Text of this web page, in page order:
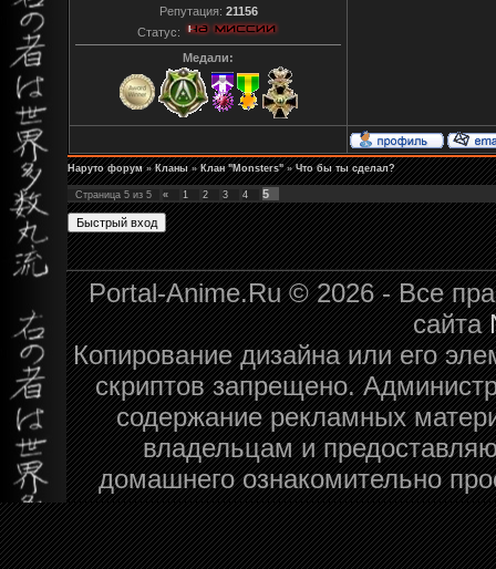
Репутация: 21156
Статус:
Медали:
Наруто форум » Кланы » Клан "Monsters" » Что бы ты сделал?
Страница 5 из 5 « 1 2 3 4 5
Portal-Anime.Ru © 2026 - Все
сайта
Копирование дизайна или его
скриптов запрещено.
содержание рекламных
владельцам и
домашнего ознакомительно